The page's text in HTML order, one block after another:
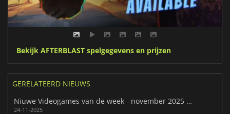
Bekijk AFTERBLAST spelgegevens en prijzen
GERELATEERD NIEUWS
Niuwe Videogames van de week - november 2025 (week 48)
24-11-2025